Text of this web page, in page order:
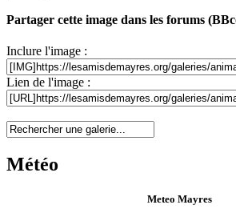
Partager cette image dans les forums
Inclure l'image :
Lien de l'image :
Météo
Meteo Mayres